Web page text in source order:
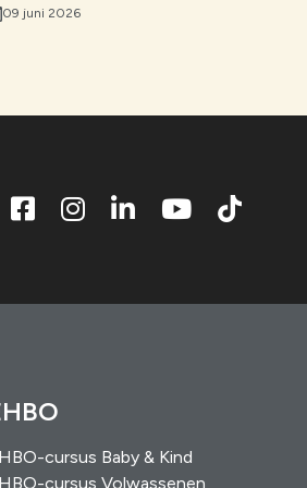
09 juni 2026
cursus Baby & Kind
cursus Volwassenen